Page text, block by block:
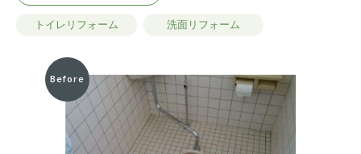
トイレリフォーム 洗面リフォーム
Before